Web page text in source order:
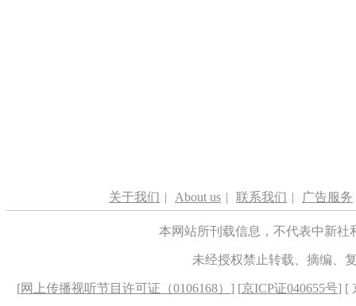
关于我们 | About us | 联系我们 | 广告服务
本网站所刊载信息，不代表中新
未经授权禁止转载、摘编、
[网上传播视听节目许可证（0106168） ] [京ICP证040655号] [